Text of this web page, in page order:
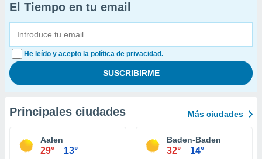
El Tiempo en tu email
He leído y acepto la política de privacidad.
Principales ciudades Más ciudades
Aalen
29° 13°
Baden-Baden
32° 14°